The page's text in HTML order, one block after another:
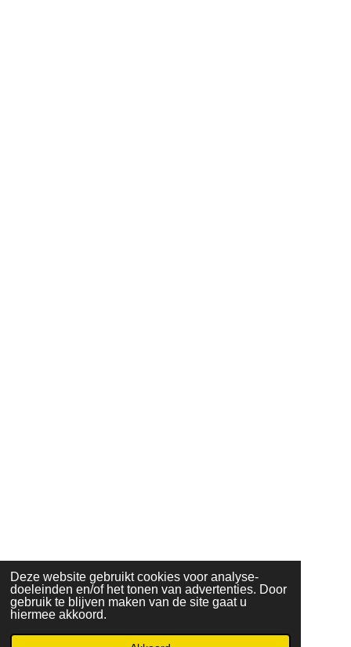
Deze website gebruikt cookies voor analyse-
doeleinden en/of het tonen van advertenties. Door
gebruik te blijven maken van de site gaat u
hiermee akkoord.